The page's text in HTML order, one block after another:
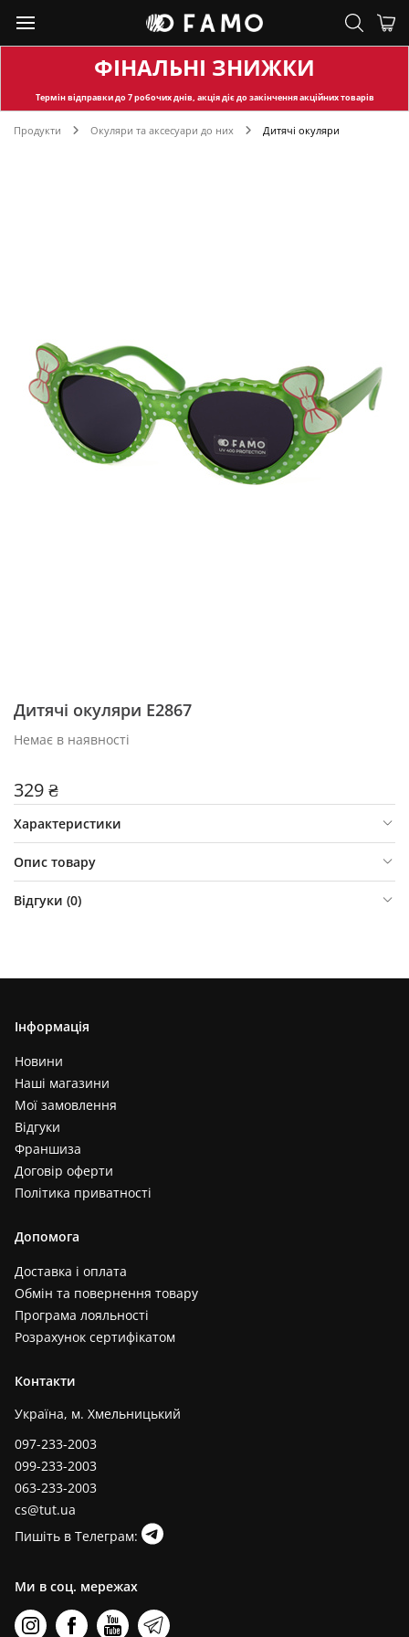
ФІНАЛЬНІ ЗНИЖКИ
Термін відправкидо 7 робочих днів, акція діє до закінчення акційних товарів
Продукти Окуляри та аксесуари до них Дитячі окуляри
Дитячі окуляри Е2867
Немає в наявності
329 ₴
Характеристики
Опис товару
Відгуки (0)
Інформація
Новини
Наші магазини
Мої замовлення
Відгуки
Франшиза
Договір оферти
Політика приватності
Допомога
Доставка і оплата
Обмін та повернення товару
Програма лояльності
Розрахунок сертифікатом
Контакти
Україна, м. Хмельницький
097-233-2003
099-233-2003
063-233-2003
cs@tut.ua
Пишіть в Телеграм:
Ми в соц. мережах